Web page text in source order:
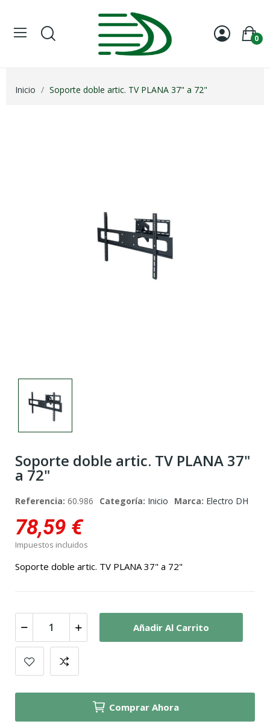
0
Inicio Soporte doble artic. TV PLANA 37" a 72"
Soporte doble artic. TV PLANA 37"
a 72"
Referencia: 60.986 Categoría: Inicio Marca: Electro DH
78,59 €
Impuestos incluidos
Soporte doble artic. TV PLANA 37" a 72"
Añadir Al Carrito
Comprar Ahora